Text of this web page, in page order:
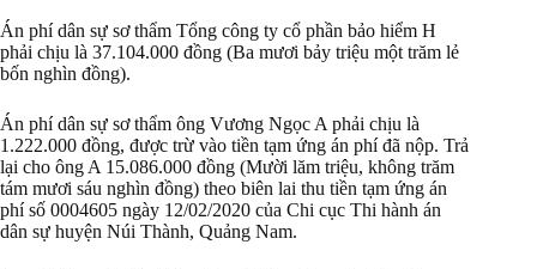
Án phí dân sự sơ thẩm Tổng công ty cổ phần bảo hiểm H
phải chịu là 37.104.000 đồng (Ba mươi bảy triệu một trăm lẻ
bốn nghìn đồng).
Án phí dân sự sơ thẩm ông Vương Ngọc A phải chịu là
1.222.000 đồng, được trừ vào tiền tạm ứng án phí đã nộp. Trả
lại cho ông A 15.086.000 đồng (Mười lăm triệu, không trăm
tám mươi sáu nghìn đồng) theo biên lai thu tiền tạm ứng án
phí số 0004605 ngày 12/02/2020 của Chi cục Thi hành án
dân sự huyện Núi Thành, Quảng Nam.